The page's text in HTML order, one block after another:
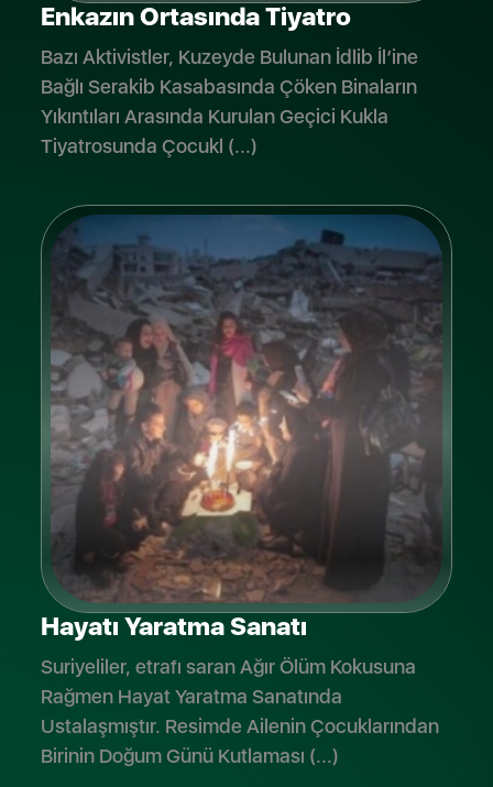
Enkazın Ortasında Tiyatro
Bazı Aktivistler, Kuzeyde Bulunan İdlib İl’ine
Bağlı Serakib Kasabasında Çöken Binaların
Yıkıntıları Arasında Kurulan Geçici Kukla
Tiyatrosunda Çocukl (...)
Hayatı Yaratma Sanatı
Suriyeliler, etrafı saran Ağır Ölüm Kokusuna
Rağmen Hayat Yaratma Sanatında
Ustalaşmıştır. Resimde Ailenin Çocuklarından
Birinin Doğum Günü Kutlaması (...)